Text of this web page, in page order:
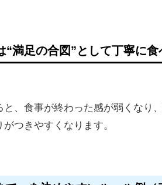
“満足の合図”として丁寧に食
と、食事が終わった感が弱くなり
つきやすくなります。